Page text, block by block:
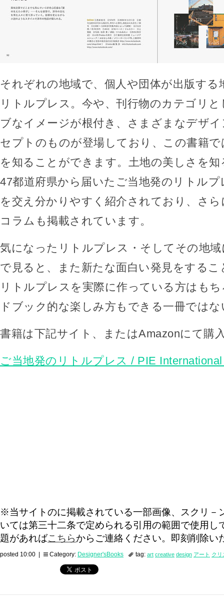
それぞれの地域で、個人や団体が出版する
リトルプレス。今や、刊行物のカテゴリ
ブなイメージが根付き、さまざまなデザ
セプトのものが登場しており、この書籍
を知ることができます。土地の美しさを
47都道府県から届いたご当地発のリトル
を交え分かりやすく紹介されており、さ
コラムも掲載されています。
気になったリトルプレス・そしてその地
で見ると、また新たな面白い発見をする
リトルプレスを実際に作っている方はも
ドブック的な楽しみ方もできる一冊では
書籍は下記サイト、またはAmazonにて購
ご当地発のリトルプレス / PIE
※当サイトのに掲載されている一部画像、スクリ－
いては第三十二条で定められる引用の範囲で使用し
題があればこちらからご連絡ください。即刻削除い
posted 10:00 | Category: Designer'sBooks tag: art creative design アート クリ